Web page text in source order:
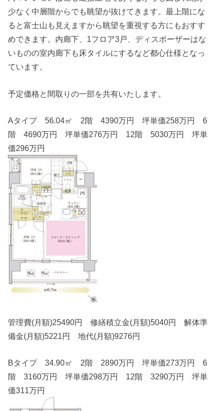
少なく中層階からでも眺望が抜けてきます。最上階にな
ると富士山も見えますから眺望を重視する方にもおすす
めできます。内廊下、1フロア3戸、ディスポーザーはな
いものの室内廊下も床タイルにするなど都心仕様となっ
ています。
予定価格と間取りの一部を共有いたします。
Aタイプ 56.04㎡ 2階 4390万円 坪単価258万円 6
階 4690万円 坪単価276万円 12階 5030万円 坪単
価296万円
管理費(月額)25490円 修繕積立金(月額)5040円 解体準
備金(月額)5221円 地代(月額)9276円
Bタイプ 34.90㎡ 2階 2890万円 坪単価273万円 6
階 3160万円 坪単価298万円 12階 3290万円 坪単
価311万円